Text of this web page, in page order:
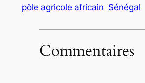
pôle agricole africain Sénégal
Commentaires